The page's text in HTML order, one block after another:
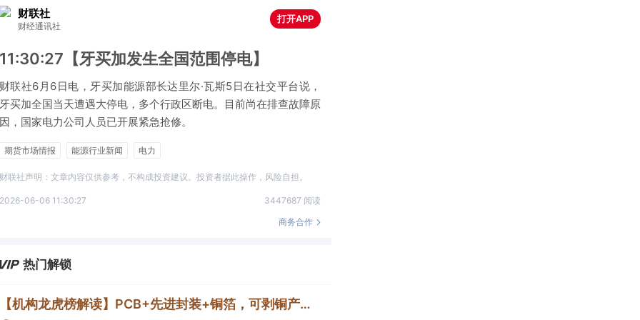
财联社
财经通讯社
打开APP
11:30:27【牙买加发生全国范围停电】
财联社6月6日电，牙买加能源部长达里尔·瓦斯5日在社交平台说，
牙买加全国当天遭遇大停电，多个行政区断电。目前尚在排查故障原
因，国家电力公司人员已开展紧急抢修。
期货市场情报 能源行业新闻 电力
财联社声明：文章内容仅供参考，不构成投资建议。投资者据此操作，风险自担。
2026-06-06 11:30:27
3447687 阅读
商务合作
热门解锁
【机构龙虎榜解读】PCB+先进封装+铜箔，可剥铜产品通过了部分覆铜板厂商、载板厂商及相关芯片终端的认证，持续获得小批量订单，主要应用场景包括芯片封装光模块用PCB，机构大额净买入这家公司